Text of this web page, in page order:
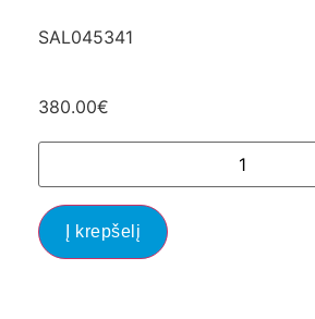
SAL045341
380.00€
Į krepšelį